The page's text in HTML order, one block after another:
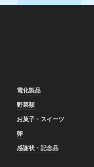
電化製品
野菜類
お菓子・スイーツ
卵
感謝状・記念品